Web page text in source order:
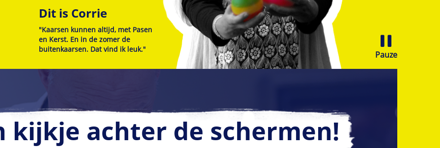
Dit is Corrie
"Kaarsen kunnen altijd, met Pasen
en Kerst. En in de zomer de
buitenkaarsen. Dat vind ik leuk."
Pauze
kijkje achter de schermen!